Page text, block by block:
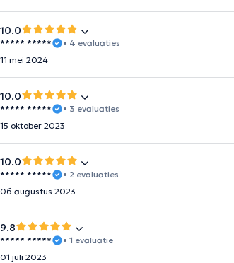
10.0
***** *****
• 4 evaluaties
11 mei 2024
10.0
***** *****
• 3 evaluaties
15 oktober 2023
10.0
***** *****
• 2 evaluaties
06 augustus 2023
9.8
***** *****
• 1 evaluatie
01 juli 2023